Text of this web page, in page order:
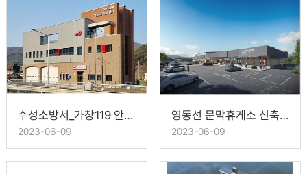
수성소방서_가창119 안전센터 신축공사
2023-06-09
영동선 문막휴게소 신축공사
2023-06-09